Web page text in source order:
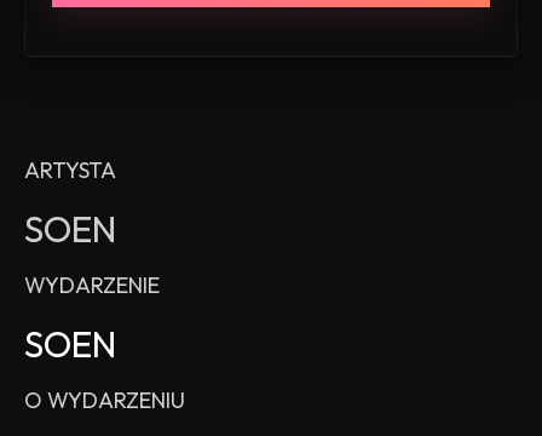
ARTYSTA
SOEN
WYDARZENIE
SOEN
O WYDARZENIU